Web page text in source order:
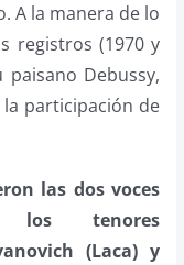
A la manera de lo
registros (1970 y
Debussy,
participación de
las dos voces
los tenores
(Laca) y